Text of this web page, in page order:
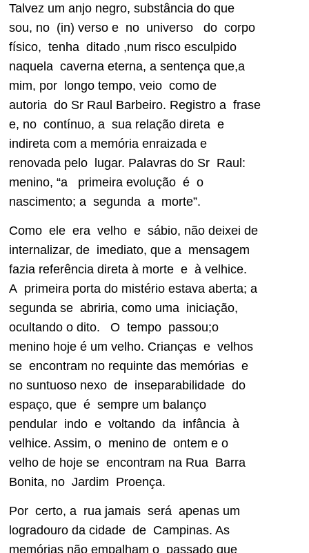
Talvez um anjo negro, substância do que
sou, no (in) verso e no universo do corpo
físico, tenha ditado ,num risco esculpido
naquela caverna eterna, a sentença que,a
mim, por longo tempo, veio como de
autoria do Sr Raul Barbeiro. Registro a frase
e, no contínuo, a sua relação direta e
indireta com a memória enraizada e
renovada pelo lugar. Palavras do Sr Raul:
menino, “a primeira evolução é o
nascimento; a segunda a morte”.
Como ele era velho e sábio, não deixei de
internalizar, de imediato, que a mensagem
fazia referência direta à morte e à velhice.
A primeira porta do mistério estava aberta; a
segunda se abriria, como uma iniciação,
ocultando o dito. O tempo passou;o
menino hoje é um velho. Crianças e velhos
se encontram no requinte das memórias e
no suntuoso nexo de inseparabilidade do
espaço, que é sempre um balanço
pendular indo e voltando da infância à
velhice. Assim, o menino de ontem e o
velho de hoje se encontram na Rua Barra
Bonita, no Jardim Proença.
Por certo, a rua jamais será apenas um
logradouro da cidade de Campinas. As
memórias não empalham o passado que